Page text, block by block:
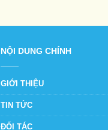
NỘI DUNG CHÍNH
GIỚI THIỆU
TIN TỨC
ĐỐI TÁC